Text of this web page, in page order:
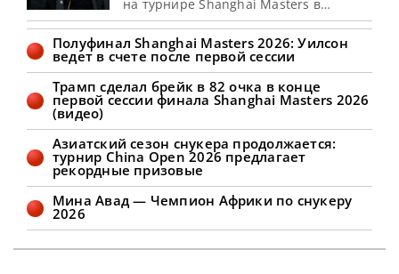
на турнире Shanghai Masters в
Шанхае, сообщает WST Действующий
Чемпион мира У Ицзэ одержал
напряженную победу со счетом 6-5
над Шоном Мерфи в повторении
финала Чемпионата мира. Теперь
китайский перспективный игрок
успешно вышел в полуфинал Шанхай
Полуфинал Shanghai Masters 2026: Уилсон
ведет в счете после первой сессии
Трамп сделал брейк в 82 очка в конце
первой сессии финала Shanghai Masters 2026
(видео)
Азиатский сезон снукера продолжается:
турнир China Open 2026 предлагает
рекордные призовые
Мина Авад — Чемпион Африки по снукеру
2026